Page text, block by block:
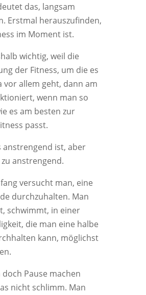
das, langsam
Erstmal herauszufinden,
im Moment ist.
wichtig, weil die
der Fitness, um die es
vor allem geht, dann am
wenn man so
es am besten zur
passt.
anstrengend ist, aber
anstrengend.
versucht man, eine
durchzuhalten. Man
schwimmt, in einer
die man eine halbe
kann, möglichst
Pause machen
nicht schlimm. Man